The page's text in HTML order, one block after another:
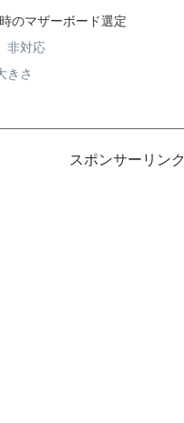
のマザーボード選定
非対応
きさ
スポンサーリンク